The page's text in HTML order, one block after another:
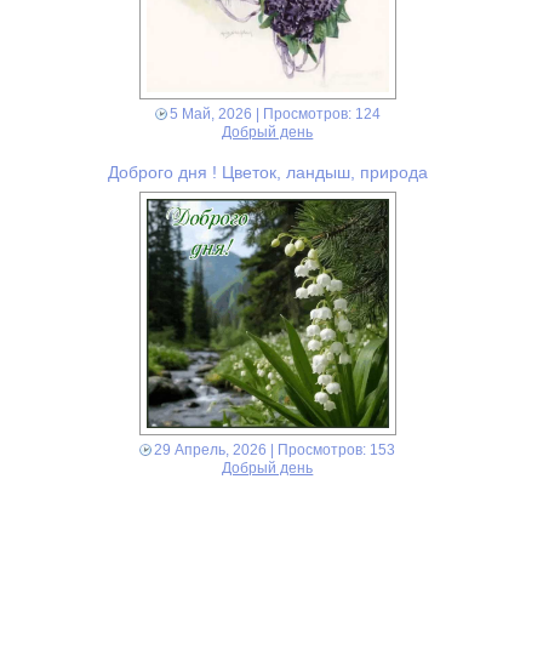
5 Май, 2026 | Просмотров: 124
Добрый день
Доброго дня ! Цветок, ландыш, природа
29 Апрель, 2026 | Просмотров: 153
Добрый день